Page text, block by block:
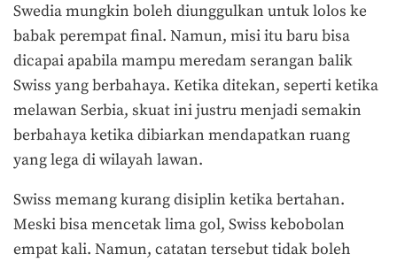
Swedia mungkin boleh diunggulkan untuk lolos ke
babak perempat final. Namun, misi itu baru bisa
dicapai apabila mampu meredam serangan balik
Swiss yang berbahaya. Ketika ditekan, seperti ketika
melawan Serbia, skuat ini justru menjadi semakin
berbahaya ketika dibiarkan mendapatkan ruang
yang lega di wilayah lawan.
Swiss memang kurang disiplin ketika bertahan.
Meski bisa mencetak lima gol, Swiss kebobolan
empat kali. Namun, catatan tersebut tidak boleh